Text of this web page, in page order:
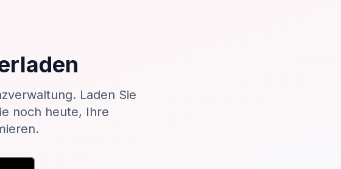
Laden Sie
noch heute, Ihre